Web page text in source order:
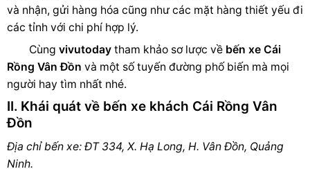
và nhận, gửi hàng hóa cũng như các mặt hàng thiết yếu đi
các tỉnh với chi phí hợp lý.
Cùng vivutoday tham khảo sơ lược về bến xe Cái
Rồng Vân Đồn và một số tuyến đường phố biến mà mọi
người hay tìm nhất nhé.
II. Khái quát về bến xe khách Cái Rồng Vân
Đồn
Địa chỉ bến xe: ĐT 334, X. Hạ Long, H. Vân Đồn, Quảng
Ninh.